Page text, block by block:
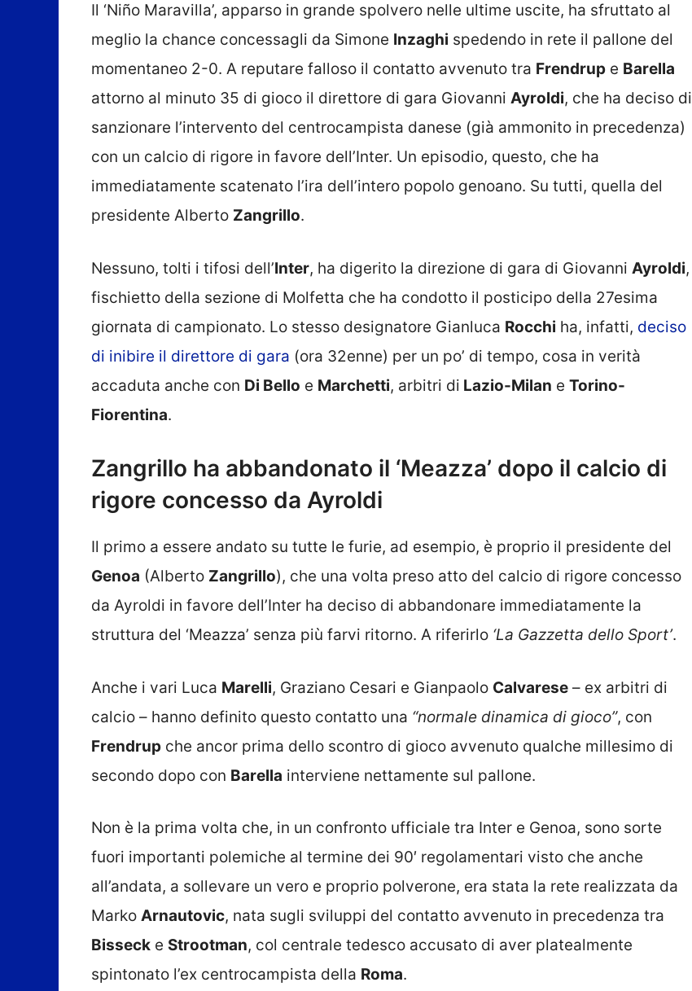
Il ‘Niño Maravilla’, apparso in grande spolvero nelle ultime uscite, ha sfruttato al
meglio la chance concessagli da Simone Inzaghi spedendo in rete il pallone del
momentaneo 2-0. A reputare falloso il contatto avvenuto tra Frendrup e Barella
attorno al minuto 35 di gioco il direttore di gara Giovanni Ayroldi, che ha deciso di
sanzionare l’intervento del centrocampista danese (già ammonito in precedenza)
con un calcio di rigore in favore dell’Inter. Un episodio, questo, che ha
immediatamente scatenato l’ira dell’intero popolo genoano. Su tutti, quella del
presidente Alberto Zangrillo.
Nessuno, tolti i tifosi dell’Inter, ha digerito la direzione di gara di Giovanni Ayroldi,
fischietto della sezione di Molfetta che ha condotto il posticipo della 27esima
giornata di campionato. Lo stesso designatore Gianluca Rocchi ha, infatti, deciso
di inibire il direttore di gara (ora 32enne) per un po’ di tempo, cosa in verità
accaduta anche con Di Bello e Marchetti, arbitri di Lazio-Milan e Torino-
Fiorentina.
Zangrillo ha abbandonato il ‘Meazza’ dopo il calcio di
rigore concesso da Ayroldi
Il primo a essere andato su tutte le furie, ad esempio, è proprio il presidente del
Genoa (Alberto Zangrillo), che una volta preso atto del calcio di rigore concesso
da Ayroldi in favore dell’Inter ha deciso di abbandonare immediatamente la
struttura del ‘Meazza’ senza più farvi ritorno. A riferirlo ‘La Gazzetta dello Sport’.
Anche i vari Luca Marelli, Graziano Cesari e Gianpaolo Calvarese – ex arbitri di
calcio – hanno definito questo contatto una “normale dinamica di gioco”, con
Frendrup che ancor prima dello scontro di gioco avvenuto qualche millesimo di
secondo dopo con Barella interviene nettamente sul pallone.
Non è la prima volta che, in un confronto ufficiale tra Inter e Genoa, sono sorte
fuori importanti polemiche al termine dei 90′ regolamentari visto che anche
all’andata, a sollevare un vero e proprio polverone, era stata la rete realizzata da
Marko Arnautovic, nata sugli sviluppi del contatto avvenuto in precedenza tra
Bisseck e Strootman, col centrale tedesco accusato di aver platealmente
spintonato l’ex centrocampista della Roma.